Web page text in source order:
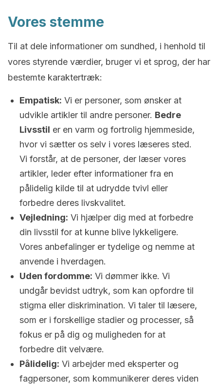
Vores stemme
Til at dele informationer om sundhed, i henhold til
vores styrende værdier, bruger vi et sprog, der har
bestemte karaktertræk:
Empatisk: Vi er personer, som ønsker at
udvikle artikler til andre personer. Bedre
Livsstil er en varm og fortrolig hjemmeside,
hvor vi sætter os selv i vores læseres sted.
Vi forstår, at de personer, der læser vores
artikler, leder efter informationer fra en
pålidelig kilde til at udrydde tvivl eller
forbedre deres livskvalitet.
Vejledning: Vi hjælper dig med at forbedre
din livsstil for at kunne blive lykkeligere.
Vores anbefalinger er tydelige og nemme at
anvende i hverdagen.
Uden fordomme: Vi dømmer ikke. Vi
undgår bevidst udtryk, som kan opfordre til
stigma eller diskrimination. Vi taler til læsere,
som er i forskellige stadier og processer, så
fokus er på dig og muligheden for at
forbedre dit velvære.
Pålidelig: Vi arbejder med eksperter og
fagpersoner, som kommunikerer deres viden